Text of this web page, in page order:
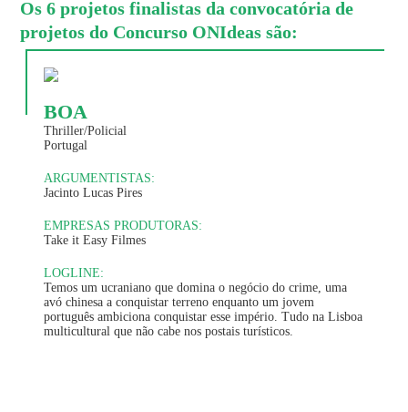
Os 6 projetos finalistas da convocatória de
projetos do Concurso ONIdeas são:
BOA
Thriller/Policial
Portugal
ARGUMENTISTAS:
Jacinto Lucas Pires
EMPRESAS PRODUTORAS:
Take it Easy Filmes
LOGLINE:
Temos um ucraniano que domina o negócio do crime, uma
avó chinesa a conquistar terreno enquanto um jovem
português ambiciona conquistar esse império. Tudo na Lisboa
multicultural que não cabe nos postais turísticos.